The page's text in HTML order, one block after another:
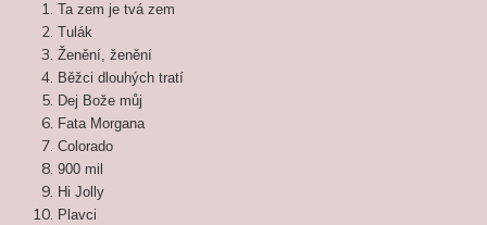
Ta zem je tvá zem
Tulák
Ženění, ženění
Běžci dlouhých tratí
Dej Bože můj
Fata Morgana
Colorado
900 mil
Hi Jolly
Plavci